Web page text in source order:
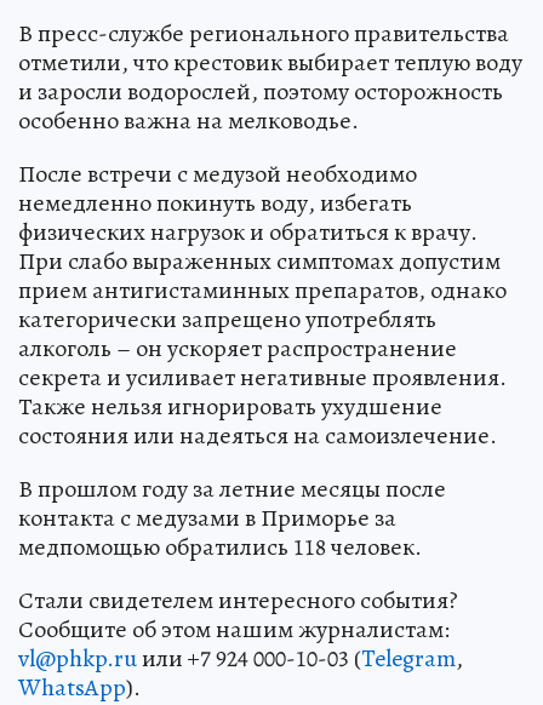
В пресс-службе регионального правительства
отметили, что крестовик выбирает теплую воду
и заросли водорослей, поэтому осторожность
особенно важна на мелководье.
После встречи с медузой необходимо
немедленно покинуть воду, избегать
физических нагрузок и обратиться к врачу.
При слабо выраженных симптомах допустим
прием антигистаминных препаратов, однако
категорически запрещено употреблять
алкоголь – он ускоряет распространение
секрета и усиливает негативные проявления.
Также нельзя игнорировать ухудшение
состояния или надеяться на самоизлечение.
В прошлом году за летние месяцы после
контакта с медузами в Приморье за
медпомощью обратились 118 человек.
Стали свидетелем интересного события?
Сообщите об этом нашим журналистам:
vl@phkp.ruили +7 924 000-10-03 (Telegram,
WhatsApp).